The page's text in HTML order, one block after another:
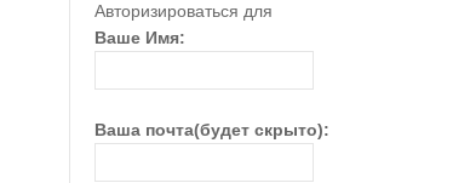
Авторизироваться для
Ваше Имя:
Ваша почта(будет скрыто):